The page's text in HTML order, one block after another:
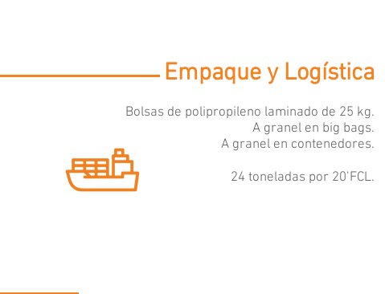
Empaque y Logística
Bolsas de polipropileno laminado de 25 kg.
A granel en big bags.
A granel en contenedores.
24 toneladas por 20’FCL.